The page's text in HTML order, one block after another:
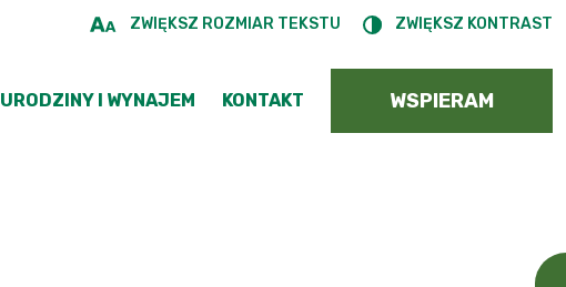
ZWIĘKSZ ROZMIAR TEKSTU ZWIĘKSZ KONTRAST
URODZINY I WYNAJEM KONTAKT WSPIERAM